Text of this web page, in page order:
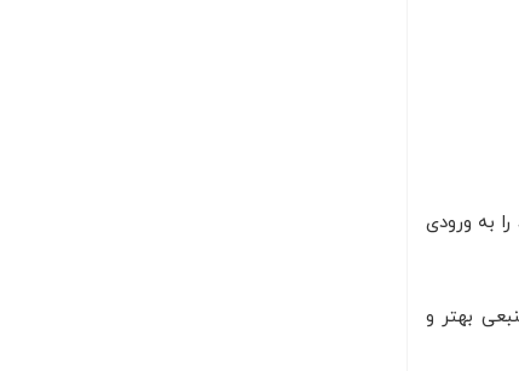
را به ورودی
بهتر و